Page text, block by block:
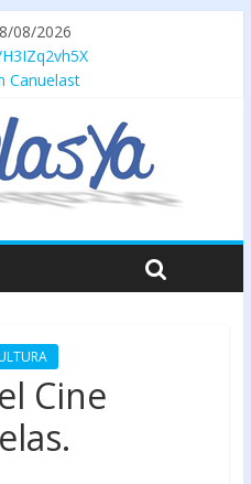
08/2026
Canuelast
Cine